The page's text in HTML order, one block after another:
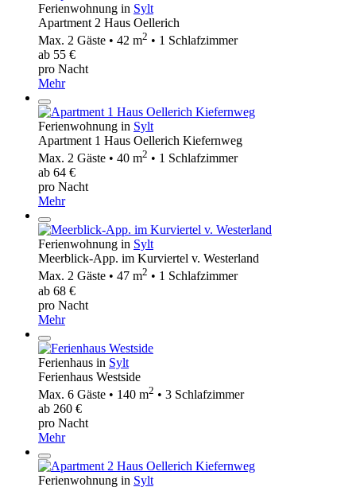
Ferienwohnung in Sylt
Apartment 2 Haus Oellerich
Max. 2 Gäste • 42 m2 • 1 Schlafzimmer
ab 55 €
pro Nacht
Mehr
Ferienwohnung in Sylt
Apartment 1 Haus Oellerich Kiefernweg
Max. 2 Gäste • 40 m2 • 1 Schlafzimmer
ab 64 €
pro Nacht
Mehr
Ferienwohnung in Sylt
Meerblick-App. im Kurviertel v. Westerland
Max. 2 Gäste • 47 m2 • 1 Schlafzimmer
ab 68 €
pro Nacht
Mehr
Ferienhaus in Sylt
Ferienhaus Westside
Max. 6 Gäste • 140 m2 • 3 Schlafzimmer
ab 260 €
pro Nacht
Mehr
Ferienwohnung in Sylt